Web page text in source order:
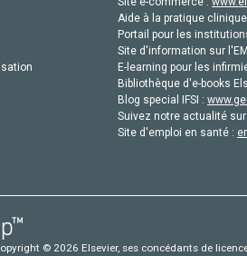
Aide à la pratique
Portail pour les
Site d'information sur
E-learning pour les
Bibliothèque d'e-books
Blog special IFSI :
Suivez notre actualité
Site d'emploi en santé :
© 2026 Elsevier, ses concédants de